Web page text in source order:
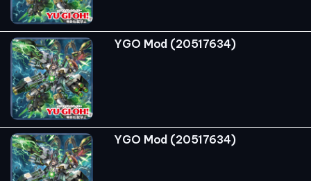
YGO Mod (20517634)
YGO Mod (20517634)